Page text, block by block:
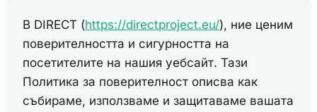
В DIRECT (https://directproject.eu/), ние ценим
поверителността и сигурността на
посетителите на нашия уебсайт. Тази
Политика за поверителност описва как
събираме, използваме и защитаваме вашата